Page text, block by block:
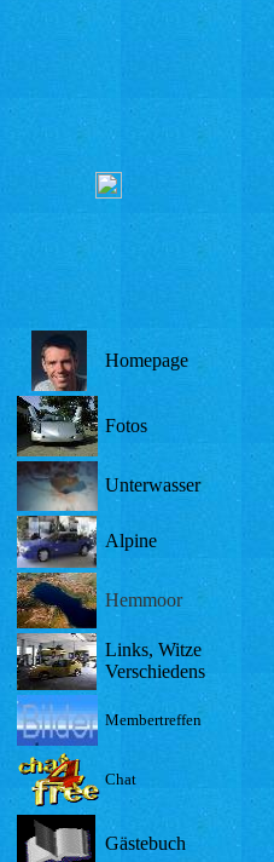
Homepage
Fotos
Unterwasser
Alpine
Hemmoor
Links, Witze
Verschiedens
Membertreffen
Chat
Gästebuch